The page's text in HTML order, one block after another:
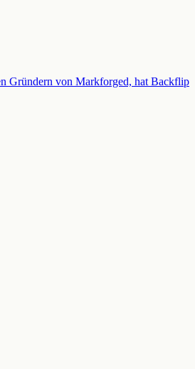
Gründern von Markforged, hat Backflip